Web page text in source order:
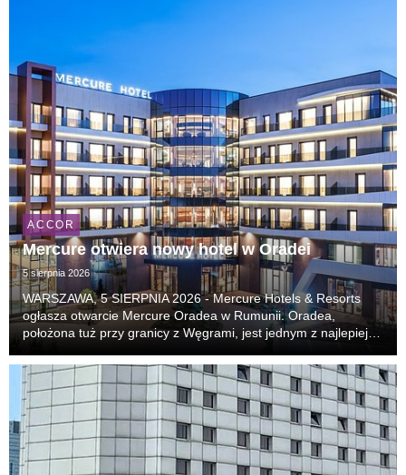
ACCOR
Mercure otwiera nowy hotel w Oradei
5 sierpnia 2026
WARSZAWA, 5 SIERPNIA 2026 - Mercure Hotels & Resorts
ogłasza otwarcie Mercure Oradea w Rumunii. Oradea,
położona tuż przy granicy z Węgrami, jest jednym z najlepiej
pojawia się na listach najciekawszych kierunk...